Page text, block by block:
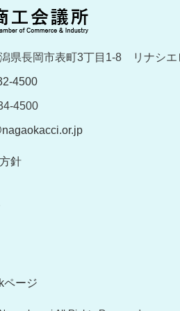
県長岡市表町3丁目1-8 リナシエ
4500
4500
針
ページ